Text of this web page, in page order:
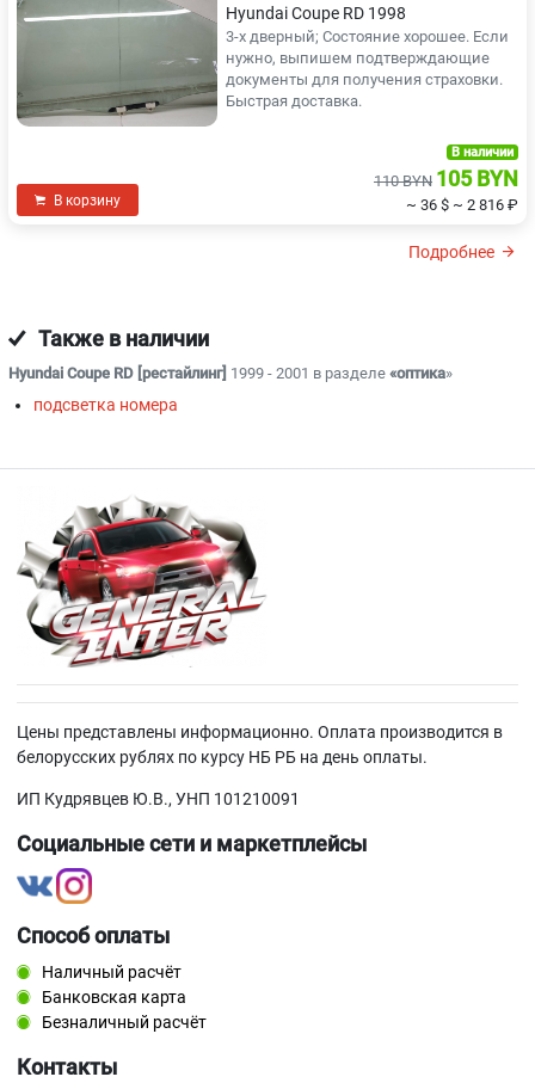
Hyundai Coupe RD 1998
3-х дверный; Состояние хорошее. Если
нужно, выпишем подтверждающие
документы для получения страховки.
Быстрая доставка.
В корзину
В наличии
110 BYN 105 BYN
~ 36 $ ~ 2 816 ₽
Подробнее
Также в наличии
Hyundai Coupe RD [рестайлинг] 1999 - 2001 в разделе «оптика»
подсветка номера
Цены представлены информационно. Оплата производится в
белорусских рублях по курсу НБ РБ на день оплаты.
ИП Кудрявцев Ю.В., УНП 101210091
Социальные сети и маркетплейсы
Способ оплаты
Наличный расчёт
Банковская карта
Безналичный расчёт
Контакты